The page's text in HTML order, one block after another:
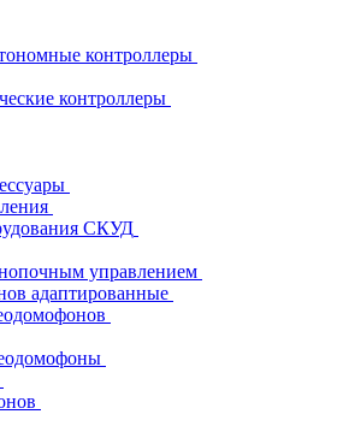
контроллеры
контроллеры
СКУД
управлением
адаптированные